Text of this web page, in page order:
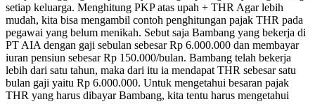
setiap keluarga. Menghitung PKP atas upah + THR Agar lebih
mudah, kita bisa mengambil contoh penghitungan pajak THR pada
pegawai yang belum menikah. Sebut saja Bambang yang bekerja di
PT AIA dengan gaji sebulan sebesar Rp 6.000.000 dan membayar
iuran pensiun sebesar Rp 150.000/bulan. Bambang telah bekerja
lebih dari satu tahun, maka dari itu ia mendapat THR sebesar satu
bulan gaji yaitu Rp 6.000.000. Untuk mengetahui besaran pajak
THR yang harus dibayar Bambang, kita tentu harus mengetahui